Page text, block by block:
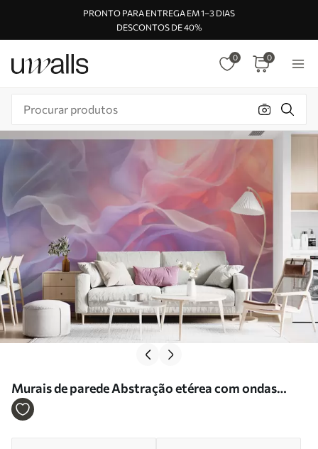
PRONTO PARA ENTREGA EM 1–3 DIAS
DESCONTOS DE 40%
0 0
Murais de parede Abstração etérea com ondas
translúcidas numa paleta de tons rosa e lilás Nr.